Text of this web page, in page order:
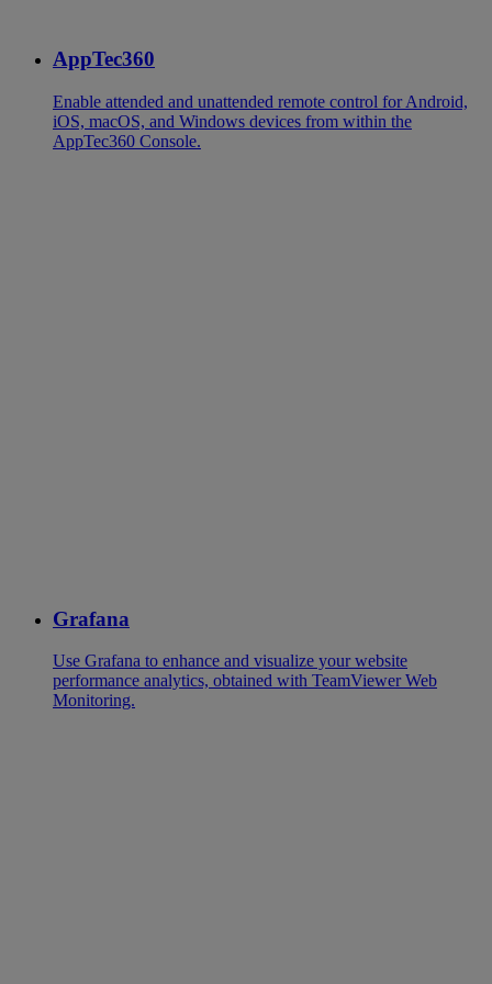
AppTec360
Enable attended and unattended remote control for Android,
iOS, macOS, and Windows devices from within the
AppTec360 Console.
Grafana
Use Grafana to enhance and visualize your website
performance analytics, obtained with TeamViewer Web
Monitoring.